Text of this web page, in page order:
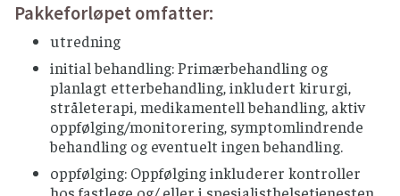
Pakkeforløpet omfatter:
utredning
initial behandling: Primærbehandling og
planlagt etterbehandling, inkludert kirurgi,
stråleterapi, medikamentell behandling, aktiv
oppfølging/monitorering, symptomlindrende
behandling og eventuelt ingen behandling.
oppfølging: Oppfølging inkluderer kontroller
hos fastlege og/ eller i spesialisthelsetjenesten,